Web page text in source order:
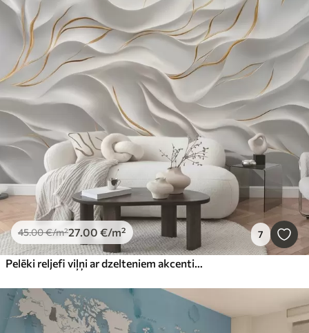
45.00€/m²27.00 €/m² 7
Pelēki reljefi viļņi ar dzelteniem akcentiem